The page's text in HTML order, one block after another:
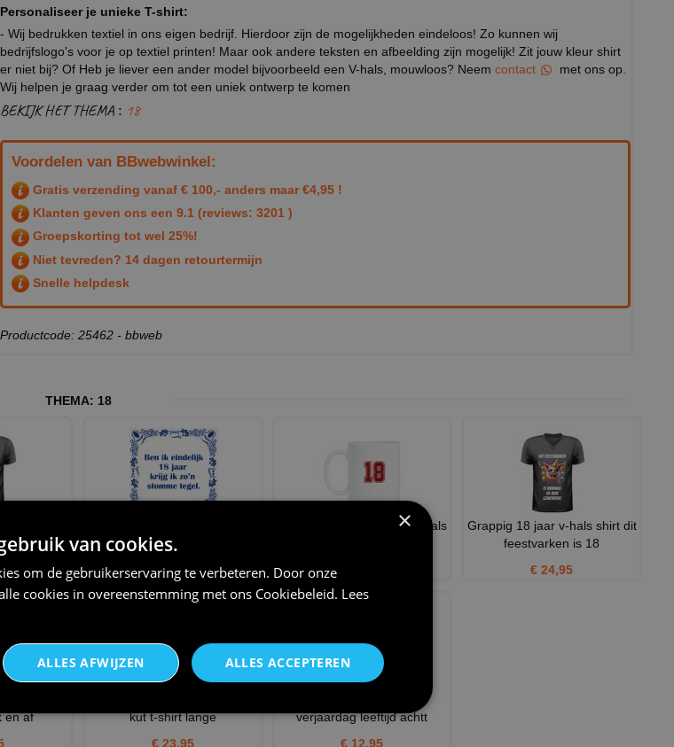
Personaliseer je unieke T-shirt:
- Wij bedrukken textiel in ons eigen bedrijf. Hierdoor zijn de mogelijkheden eindeloos! Zo kunnen wij
bedrijfslogo's voor je op textiel printen! Maar ook andere teksten en afbeelding zijn mogelijk! Zit jouw kleur shirt
er niet bij? Of Heb je liever een ander model bijvoorbeeld een V-hals, mouwloos? Neem contact
met ons op.
Wij helpen je graag verder om tot een uniek ontwerp te komen
BEKIJK HET THEMA : 18
Voordelen van BBwebwinkel:
Gratis verzending vanaf € 100,- anders maar €4,95 !
Klanten geven ons een 9.1 (reviews: 3201 )
Groepskorting tot wel 25%!
Niet tevreden? 14 dagen retourtermijn
Snelle helpdesk
Productcode: 25462 - bbweb
THEMA: 18
aantre
zon stomme tege
€ 11,95
Witte mok met het getal 18 als
Grappig 18 jaar v-hals shirt dit
feestvarken is 18
€ 24,95
en af
kut t-shirt lange
€ 23,95
verjaardag leeftijd achtt
€ 12,95
×
van cookies.
om de gebruikerservaring te verbeteren. Door onze
cookies in overeenstemming met ons Cookiebeleid. Lees
ALLES ACCEPTEREN
ALLES AFWIJZEN